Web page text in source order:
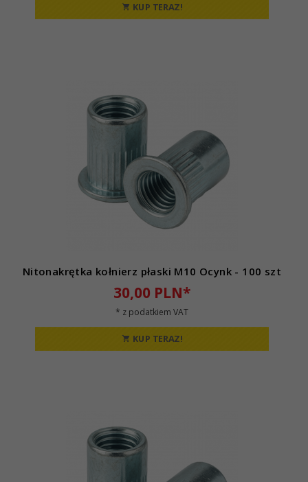
KUP TERAZ!
Nitonakrętka kołnierz płaski M10 Ocynk - 100 szt
30,00 PLN*
* z podatkiem VAT
KUP TERAZ!